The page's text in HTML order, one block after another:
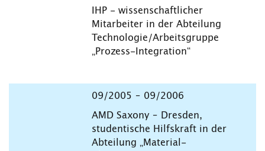
IHP - wissenschaftlicher
Mitarbeiter in der Abteilung
Technologie/Arbeitsgruppe
„Prozess-Integration“
09/2005 – 09/2006
AMD Saxony – Dresden,
studentische Hilfskraft in der
Abteilung „Material-